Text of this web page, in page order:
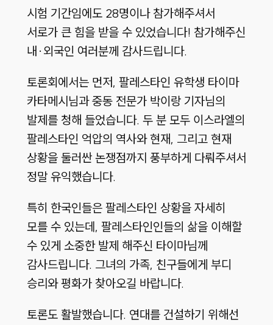
시험 기간임에도 28명이나 참가해주셔서
서로가 큰 힘을 받을 수 있었습니다! 참가해주신
내·외국인 여러분께 감사드립니다.
토론회에서는 먼저, 팔레스타인 유학생 타이마
카타메시님과 중동 전문가 박이랑 기자님의
발제를 청해 들었습니다. 두 분 모두 이스라엘의
팔레스타인 억압의 역사와 현재, 그리고 현재
상황을 둘러싼 논쟁점까지 풍부하게 다뤄주셔서
정말 유익했습니다.
특히 한국인들은 팔레스타인 상황을 자세히
모를 수 있는데, 팔레스타인인들의 삶을 이해할
수 있게 소중한 발제 해주신 타이마님께
감사드립니다. 그녀의 가족, 친구들에게 부디
승리와 평화가 찾아오길 바랍니다.
토론도 활발했습니다. 연대를 건설하기 위해선